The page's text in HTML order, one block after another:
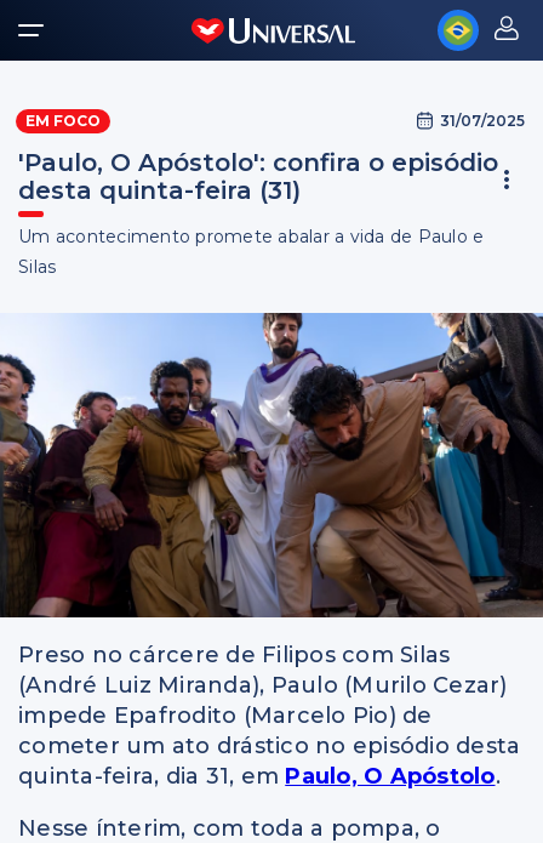
EM FOCO 31/07/2025
'Paulo, O Apóstolo': confira o episódio
desta quinta-feira (31)
Um acontecimento promete abalar a vida de Paulo e
Silas
Preso no cárcere de Filipos com Silas
(André Luiz Miranda), Paulo (Murilo Cezar)
impede Epafrodito (Marcelo Pio) de
cometer um ato drástico no episódio desta
quinta-feira, dia 31, em Paulo, O Apóstolo.
Nesse ínterim, com toda a pompa, o